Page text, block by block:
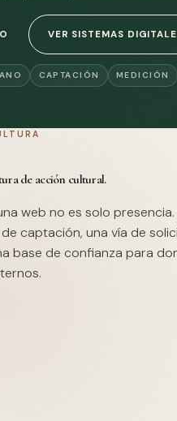
VER SISTEMAS
CAPTACIÓN MEDICIÓN
de acción cultural.
web no es solo presencia.
captación, una vía de
base de confianza para